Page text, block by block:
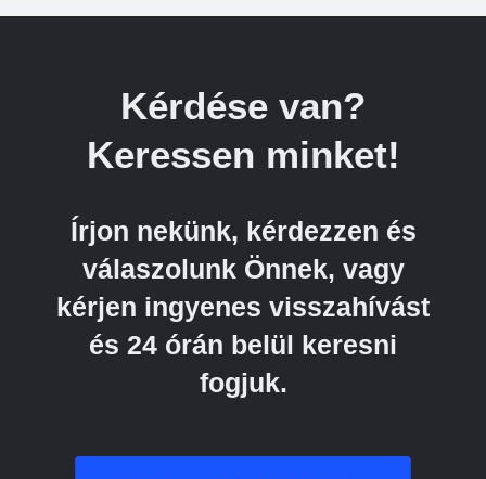
Kérdése van?
Keressen minket!
Írjon nekünk, kérdezzen és
válaszolunk Önnek, vagy
kérjen ingyenes visszahívást
és 24 órán belül keresni
fogjuk.